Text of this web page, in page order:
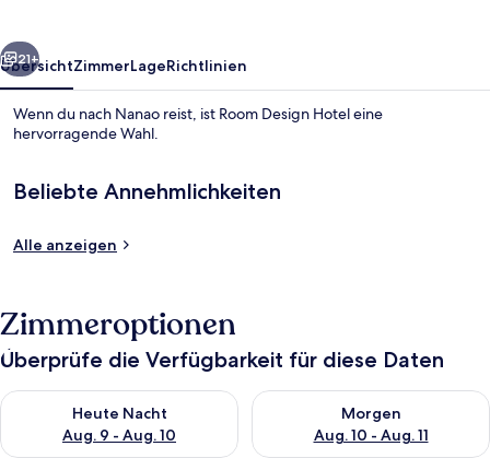
Weiter
21+
ÜbersichtZimmerLageRichtlinien
Wenn du nach Nanao reist, ist Room Design Hotel eine
hervorragende Wahl.
Beliebte Annehmlichkeiten
Alle anzeigen
Zimmeroptionen
Überprüfe die Verfügbarkeit für diese Daten
Heute Nacht
Aug. 9 - Aug. 10
Überprüfe die Verfügbarkeit für heute Nacht, Aug. 9 - Aug.
Morgen
Aug. 10 - Aug. 11
Überprüfe die Verfügbarkeit